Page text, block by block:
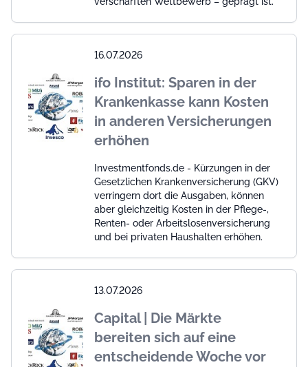
16.07.2026
ifo Institut: Sparen in der
Krankenkasse kann Kosten
in anderen Versicherungen
erhöhen
Investmentfonds.de - Kürzungen in der
Gesetzlichen Krankenversicherung (GKV)
verringern dort die Ausgaben, können
aber gleichzeitig Kosten in der Pflege-,
Renten- oder Arbeitslosenversicherung
und bei privaten Haushalten erhöhen.
13.07.2026
Capital | Die Märkte
bereiten sich auf eine
entscheidende Woche vor